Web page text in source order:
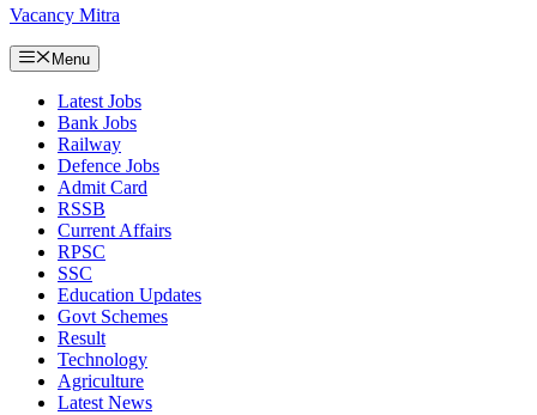
Vacancy Mitra
Menu
Latest Jobs
Bank Jobs
Railway
Defence Jobs
Admit Card
RSSB
Current Affairs
RPSC
SSC
Education Updates
Govt Schemes
Result
Technology
Agriculture
Latest News